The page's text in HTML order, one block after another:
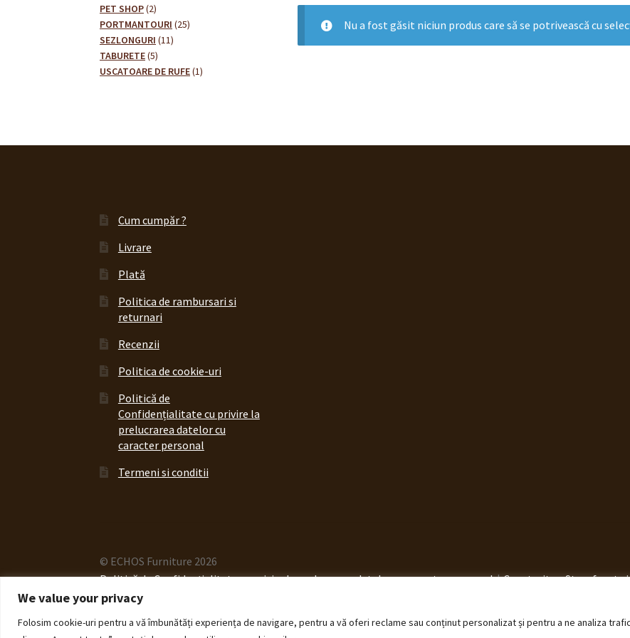
We value your privacy
Folosim cookie-uri pentru a vă îmbunătăți experiența de navigare, pentru a vă oferi reclame sau conținut personalizat și pentru a ne analiza
Nu a fost găsit niciun produs care să se potrivească cu
PET SHOP 22
produse
PORTMANTOURI 2525
SEZLONGURI 1111
TABURETE 55
produse
USCATOARE DE RUFE 11
Cum cumpăr ?
Livrare
Plată
Politica de rambursari si
returnari
Recenzii
Politica de cookie-uri
Politică de
Confidențialitate cu privire la
prelucrarea datelor cu
caracter personal
Termeni si conditii
© ECHOS Furniture 2026
Politică de Confidențialitate cu privire la prelucrarea datelor cu caracter personal
Construit cu Storefront